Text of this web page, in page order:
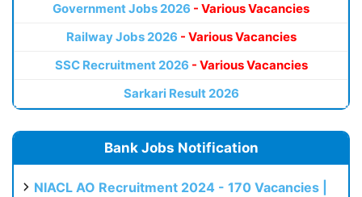
Government Jobs 2026 - Various Vacancies
Railway Jobs 2026 - Various Vacancies
SSC Recruitment 2026 - Various Vacancies
Sarkari Result 2026
Bank Jobs Notification
NIACL AO Recruitment 2024 - 170 Vacancies |